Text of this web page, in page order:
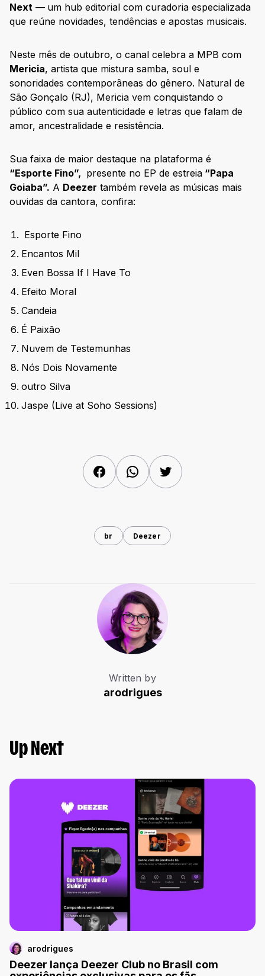
Next — um hub editorial com curadoria especializada
que reúne novidades, tendências e apostas musicais.
Neste mês de outubro, o canal celebra a MPB com
Mericia, artista que mistura samba, soul e
sonoridades contemporâneas do gênero. Natural de
São Gonçalo (RJ), Mericia vem conquistando o
público com sua autenticidade e letras que falam de
amor, ancestralidade e resistência.
Sua faixa de maior destaque na plataforma é
“Esporte Fino”, presente no EP de estreia “Papa
Goiaba”. A Deezer também revela as músicas mais
ouvidas da cantora, confira:
Esporte Fino
Encantos Mil
Even Bossa If I Have To
Efeito Moral
Candeia
É Paixão
Nuvem de Testemunhas
Nós Dois Novamente
outro Silva
Jaspe (Live at Soho Sessions)
FacebookWhatsAppTwitter
br Deezer
Written by
arodrigues
Up Next
arodrigues
Deezer lança Deezer Club no Brasil com